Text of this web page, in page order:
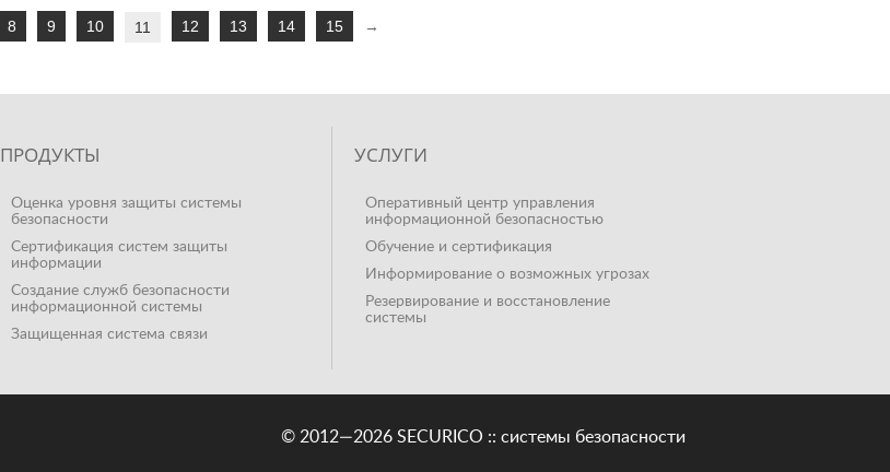
8 9 10 11 12 13 14 15 →
ПРОДУКТЫ
Оценка уровня защиты системы
безопасности
Сертификация систем защиты
информации
Создание служб безопасности
информационной системы
Защищенная система связи
УСЛУГИ
Оперативный центр управления
информационной безопасностью
Обучение и сертификация
Информирование о возможных угрозах
Резервирование и восстановление
системы
© 2012—2026 SECURICO :: системы безопасности